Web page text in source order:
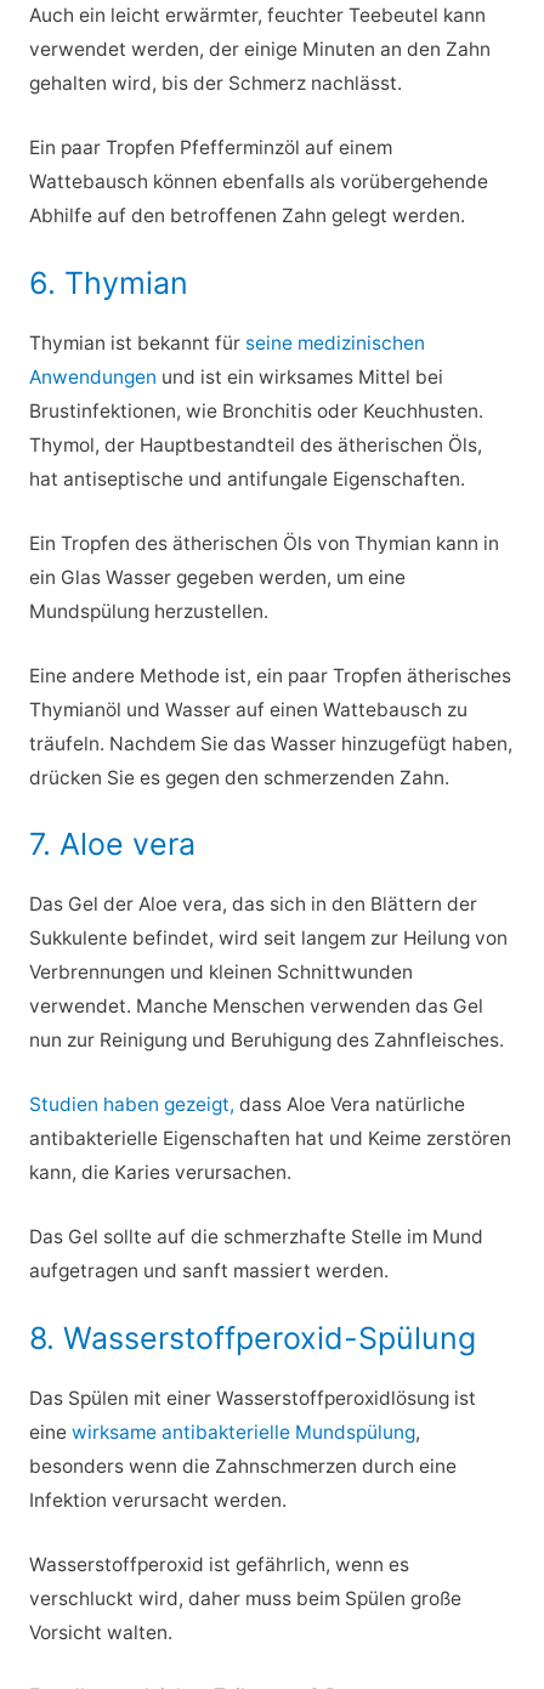
Auch ein leicht erwärmter, feuchter Teebeutel kann
verwendet werden, der einige Minuten an den Zahn
gehalten wird, bis der Schmerz nachlässt.
Ein paar Tropfen Pfefferminzöl auf einem
Wattebausch können ebenfalls als vorübergehende
Abhilfe auf den betroffenen Zahn gelegt werden.
6. Thymian
Thymian ist bekannt für seine medizinischen
Anwendungen und ist ein wirksames Mittel bei
Brustinfektionen, wie Bronchitis oder Keuchhusten.
Thymol, der Hauptbestandteil des ätherischen Öls,
hat antiseptische und antifungale Eigenschaften.
Ein Tropfen des ätherischen Öls von Thymian kann in
ein Glas Wasser gegeben werden, um eine
Mundspülung herzustellen.
Eine andere Methode ist, ein paar Tropfen ätherisches
Thymianöl und Wasser auf einen Wattebausch zu
träufeln. Nachdem Sie das Wasser hinzugefügt haben,
drücken Sie es gegen den schmerzenden Zahn.
7. Aloe vera
Das Gel der Aloe vera, das sich in den Blättern der
Sukkulente befindet, wird seit langem zur Heilung von
Verbrennungen und kleinen Schnittwunden
verwendet. Manche Menschen verwenden das Gel
nun zur Reinigung und Beruhigung des Zahnfleisches.
Studien haben gezeigt, dass Aloe Vera natürliche
antibakterielle Eigenschaften hat und Keime zerstören
kann, die Karies verursachen.
Das Gel sollte auf die schmerzhafte Stelle im Mund
aufgetragen und sanft massiert werden.
8. Wasserstoffperoxid-Spülung
Das Spülen mit einer Wasserstoffperoxidlösung ist
eine wirksame antibakterielle Mundspülung,
besonders wenn die Zahnschmerzen durch eine
Infektion verursacht werden.
Wasserstoffperoxid ist gefährlich, wenn es
verschluckt wird, daher muss beim Spülen große
Vorsicht walten.